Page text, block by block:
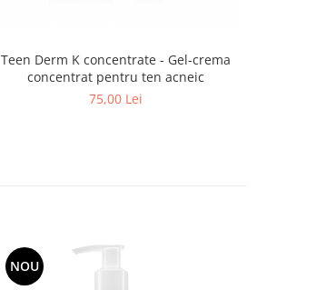
Teen Derm K concentrate - Gel-crema
concentrat pentru ten acneic
75,00 Lei
NOU